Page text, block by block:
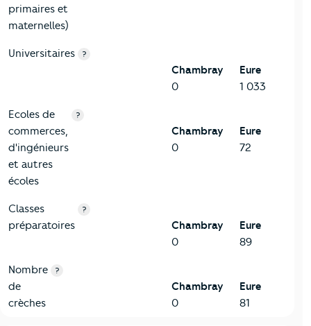
primaires et
maternelles)
Universitaires ?
Chambray
0
Eure
1 033
Ecoles de
commerces,
d'ingénieurs
et autres
écoles
?
Chambray
0
Eure
72
Classes
préparatoires
?
Chambray
0
Eure
89
Nombre
de
crèches
?
Chambray
0
Eure
81